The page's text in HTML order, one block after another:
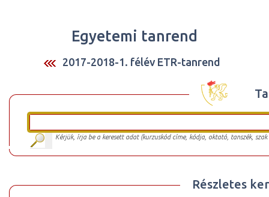
Egyetemi tanrend
2017-2018-1. félév ETR-tanrend
Kérjük, írja be a keresett adat (kurzuskód címe, kódja, oktató, tanszék,
Részletes